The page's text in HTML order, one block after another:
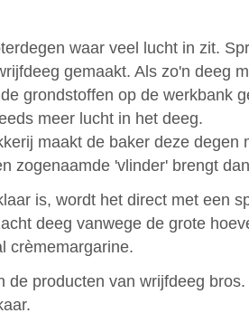
waar veel lucht in zit.
gemaakt. Als zo'n deeg
grondstoffen op de werkbank
meer lucht in het deeg.
maakt de baker deze degen
zogenaamde 'vlinder' brengt
is, wordt het direct met een
deeg vanwege de grote
crèmemargarine.
de producten van wrijfdeeg